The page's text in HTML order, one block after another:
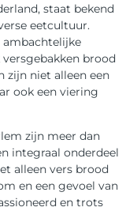
staat bekend
eetcultuur.
ambachtelijke
versgebakken brood
zijn niet alleen een
ook een viering
zijn meer dan
integraal onderdeel
alleen vers brood
en een gevoel van
en trots